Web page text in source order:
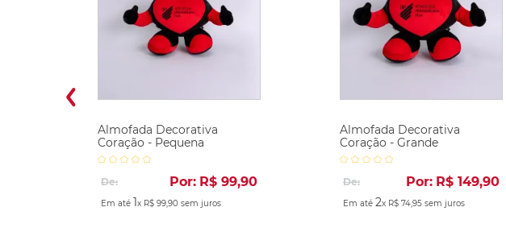
Almofada Decorativa
Coração - Pequena
De: Por: R$ 99,90
Em até 1x R$ 99,90 sem juros
Almofada Decorativa
Coração - Grande
De: Por: R$ 149,90
Em até 2x R$ 74,95 sem juros